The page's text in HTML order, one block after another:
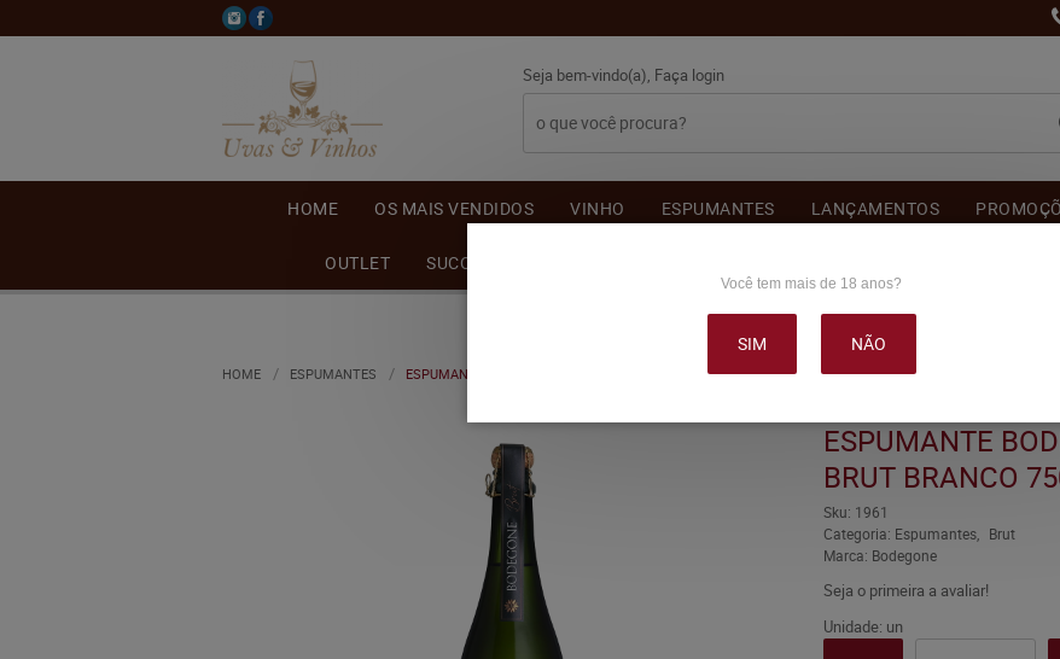
Seja bem-vindo(a), Faça login
HOME OS MAIS VENDIDOS VINHO ESPUMANTES LANÇAMENTOS
OUTLET SUCO DE UVA
HOME ESPUMANTES ESPUMANTE BODEGONE TRADICIONAL BRUT BRANCO 750ML
ESPUMANTE
BRUT BRANCO
Sku: 1961
Categoria: Espumantes
Brut
Marca: Bodegone
Seja o primeira a avaliar!
Unidade: un
Você tem mais de 18 anos?
SIM NÃO